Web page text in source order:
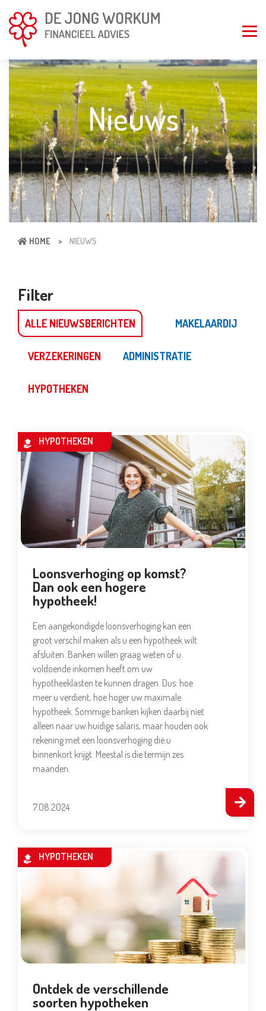
Nieuws
HOME > NIEUWS
Filter
ALLE NIEUWSBERICHTEN MAKELAARDIJ
VERZEKERINGEN ADMINISTRATIE
HYPOTHEKEN
HYPOTHEKEN
Loonsverhoging op komst?
Dan ook een hogere
hypotheek!
Een aangekondigde loonsverhoging kan een
groot verschil maken als u een hypotheek wilt
afsluiten. Banken willen graag weten of u
voldoende inkomen heeft om uw
hypotheeklasten te kunnen dragen. Dus: hoe
meer u verdient, hoe hoger uw maximale
hypotheek. Sommige banken kijken daarbij niet
alleen naar uw huidige salaris, maar houden ook
rekening met een loonsverhoging die u
binnenkort krijgt. Meestal is die termijn zes
maanden.
7.08.2024
HYPOTHEKEN
Ontdek de verschillende
soorten hypotheken